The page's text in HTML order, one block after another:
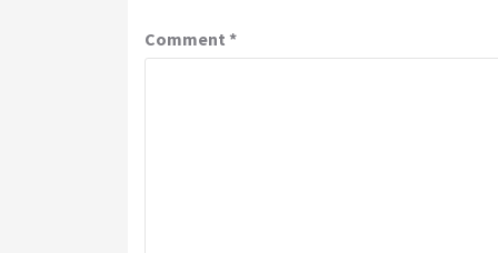
Comment *